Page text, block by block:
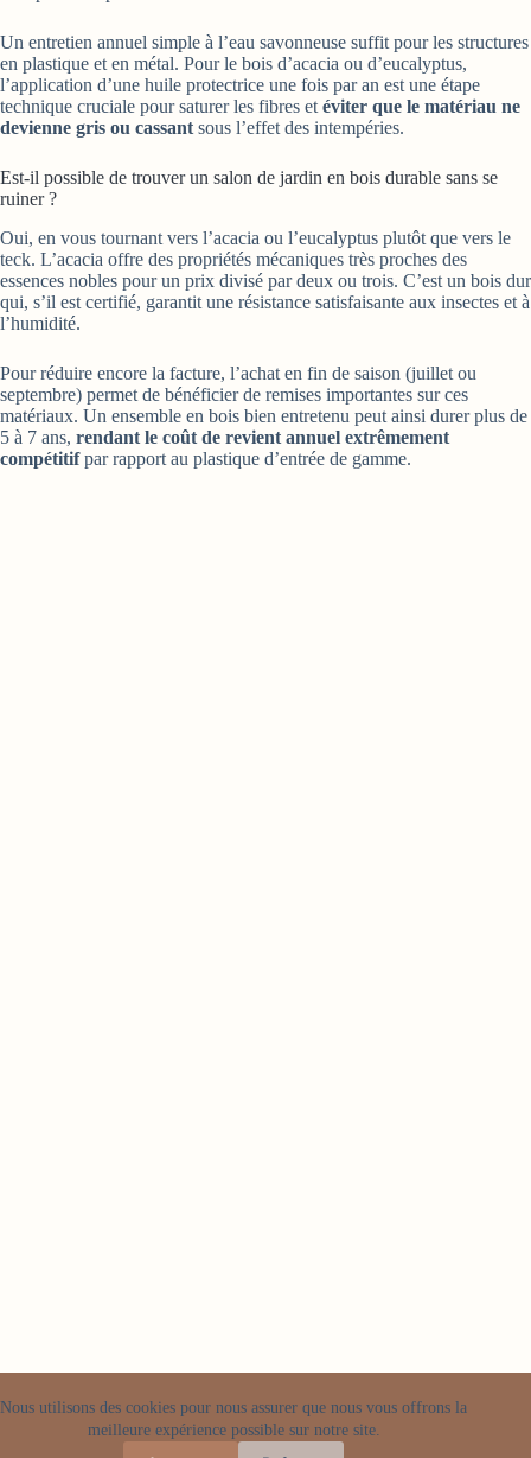
Nous utilisons des cookies pour nous assurer que nous vous offrons la
meilleure expérience possible sur notre site.
Un entretien annuel simple à l’eau savonneuse suffit pour les structures
en plastique et en métal. Pour le bois d’acacia ou d’eucalyptus,
l’application d’une huile protectrice une fois par an est une étape
technique cruciale pour saturer les fibres et éviter que le matériau ne
devienne gris ou cassant sous l’effet des intempéries.
Est-il possible de trouver un salon de jardin en bois durable sans se
ruiner ?
Oui, en vous tournant vers l’acacia ou l’eucalyptus plutôt que vers le
teck. L’acacia offre des propriétés mécaniques très proches des
essences nobles pour un prix divisé par deux ou trois. C’est un bois dur
qui, s’il est certifié, garantit une résistance satisfaisante aux insectes et à
l’humidité.
Pour réduire encore la facture, l’achat en fin de saison (juillet ou
septembre) permet de bénéficier de remises importantes sur ces
matériaux. Un ensemble en bois bien entretenu peut ainsi durer plus de
5 à 7 ans, rendant le coût de revient annuel extrêmement
compétitifpar rapport au plastique d’entrée de gamme.